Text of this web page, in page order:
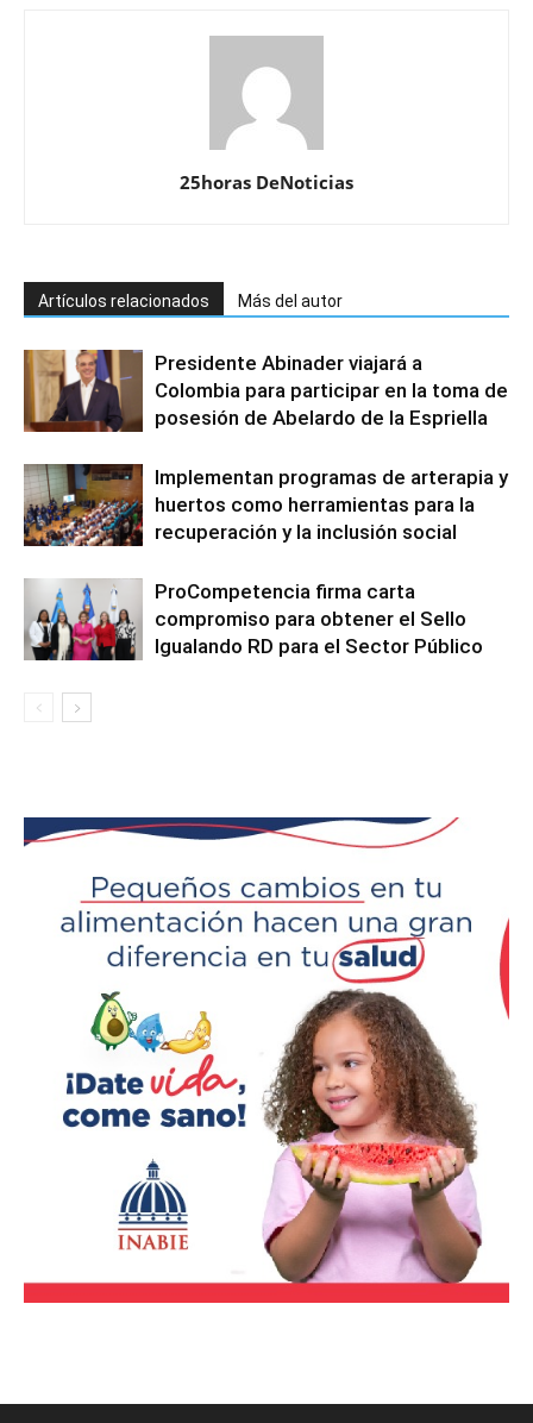
25horas DeNoticias
Artículos relacionados Más del autor
Presidente Abinader viajará a
Colombia para participar en la toma de
posesión de Abelardo de la Espriella
Implementan programas de arterapia y
huertos como herramientas para la
recuperación y la inclusión social
ProCompetencia firma carta
compromiso para obtener el Sello
Igualando RD para el Sector Público